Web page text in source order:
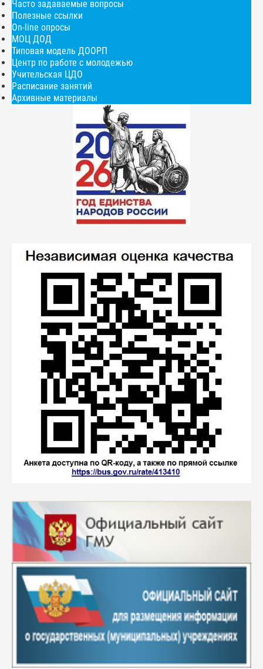
Часто задаваемые вопросы
Полезные ссылки
On-line опросы
МОЦ ДОД
Типовая модель ДООРП
Центр по работе с молодежью
Учительская ЦДО
Расписание занятий
Архивные материалы